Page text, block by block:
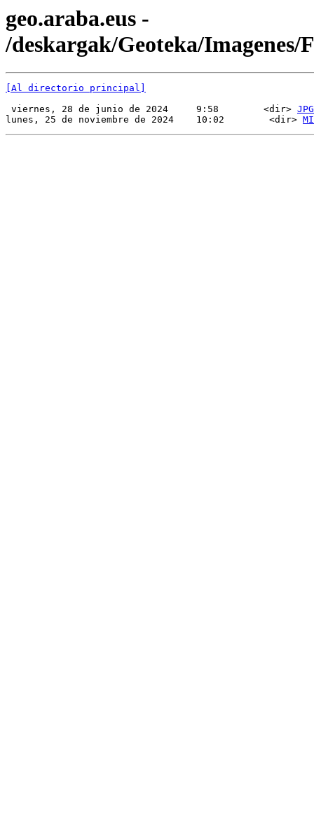
geo.araba.eus -
/deskargak/Geoteka/Imagenes/
[Al directorio principal]
viernes, 28 de junio de 2024     9:58        <dir> JPG
lunes, 25 de noviembre de 2024    10:02        <dir>